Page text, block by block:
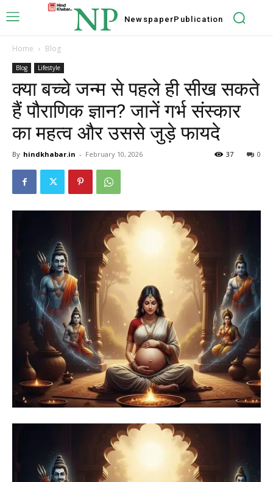
NP NewspaperPublication
Home Blog
Blog Lifestyle
क्या बच्चे जन्म से पहले ही सीख सकते
हैं पौराणिक ज्ञान? जानें गर्भ संस्कार
का महत्व और उससे जुड़े फायदे
By hindkhabar.in - February 10, 2026 0
37